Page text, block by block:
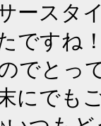
ースタ
ですね
でとっ
にでも